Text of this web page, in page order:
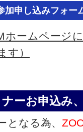
加申し込みフォー
ホームページ
す）
ーお申込み
なる為、